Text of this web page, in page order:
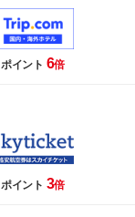
ポイント 6倍
ポイント 3倍